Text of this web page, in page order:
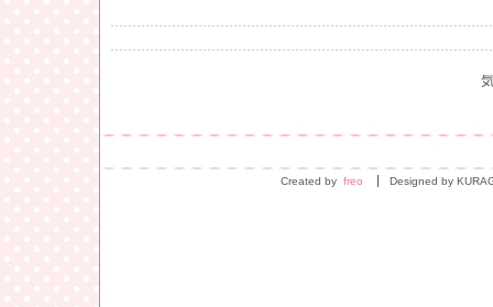
Created by freo Designed by